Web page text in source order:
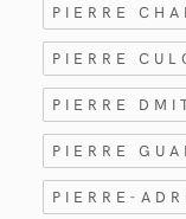
PIERRE
PIERRE
PIERRE
PIERRE
PIERRE-